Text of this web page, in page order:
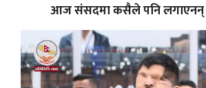
आज संसदमा कसैले पनि लगाएनन्